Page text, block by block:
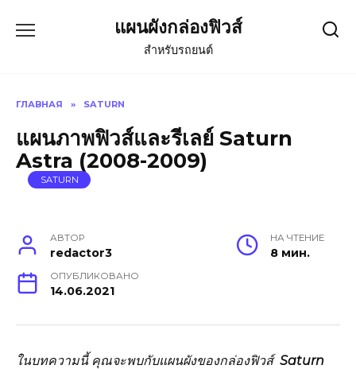
แผนผังกล่องฟิวส์
สำหรับรถยนต์
ГЛАВНАЯ » SATURN
แผนภาพฟิวส์และรีเลย์ Saturn
Astra (2008-2009)
SATURN
АВТОР
redactor3
НА ЧТЕНИЕ
8 мин.
ОПУБЛИКОВАНО
14.06.2021
ในบทความนี้ คุณจะพบกับแผนผังของกล่องฟิวส์ Saturn